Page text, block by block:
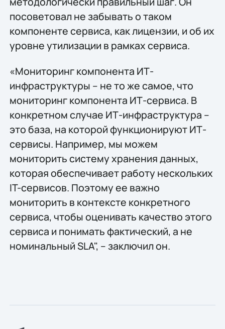
посоветовал не забывать о таком
компоненте сервиса, как лицензии, и об их
уровне утилизации в рамках сервиса.
«Мониторинг компонента ИТ-
инфраструктуры – не то же самое, что
мониторинг компонента ИТ-сервиса. В
конкретном случае ИТ-инфраструктура –
это база, на которой функционируют ИТ-
сервисы. Например, мы можем
мониторить систему хранения данных,
которая обеспечивает работу нескольких
IT-сервисов. Поэтому ее важно
мониторить в контексте конкретного
сервиса, чтобы оценивать качество этого
сервиса и понимать фактический, а не
номинальный SLA", – заключил он.